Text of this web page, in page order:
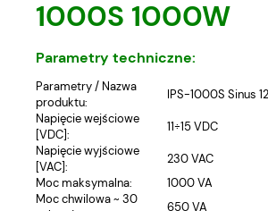
1000S 1000W
Parametry techniczne:
Parametry / Nazwa
produktu:
IPS-1000S Sinus
Napięcie wejściowe
[VDC]:
11÷15 VDC
Napięcie wyjściowe
[VAC]:
230 VAC
Moc maksymalna:
1000 VA
Moc chwilowa ~ 30
650 VA